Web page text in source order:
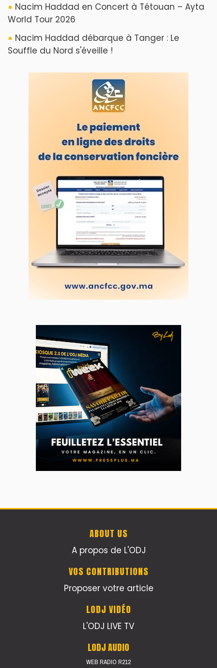
Nacim Haddad en Concert à Tétouan – Ayta
World Tour 2026
Nacim Haddad débarque à Tanger : Le
Souffle du Nord s'éveille !
ABOUT US
A propos de L'ODJ
VOS CONTRIBUTIONS
Proposer votre article
LODJ VIDÉO
L'ODJ LIVE TV
LODJ AUDIO
WEB RADIO R212